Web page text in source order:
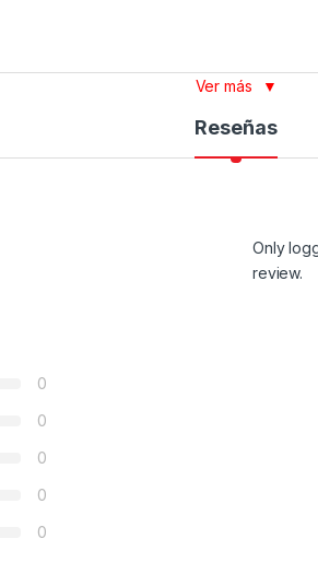
Ver más ▼
Reseñas
0
0
0
0
0
Only
review.